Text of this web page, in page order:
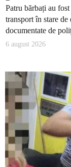
Patru bărbați au
transport în stare
documentate de
6 august 2026